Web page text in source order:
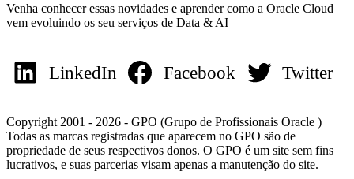
Venha conhecer essas novidades e aprender como a Oracle Cloud
vem evoluindo os seu serviços de Data & AI
LinkedIn Facebook Twitter
Copyright 2001 - 2026 - GPO (Grupo de Profissionais Oracle )
Todas as marcas registradas que aparecem no GPO são de
propriedade de seus respectivos donos. O GPO é um site sem fins
lucrativos, e suas parcerias visam apenas a manutenção do site.